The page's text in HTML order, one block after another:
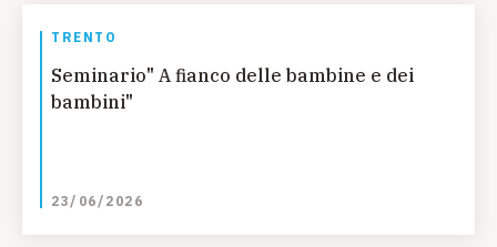
TRENTO
Seminario" A fianco delle bambine e dei
bambini"
23/06/2026